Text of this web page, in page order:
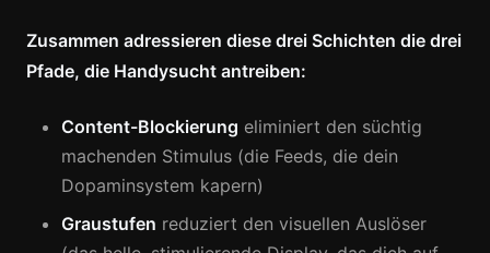
Zusammen adressieren diese drei Schichten die drei
Pfade, die Handysucht antreiben:
Content-Blockierung eliminiert den süchtig
machenden Stimulus (die Feeds, die dein
Dopaminsystem kapern)
Graustufen reduziert den visuellen Auslöser